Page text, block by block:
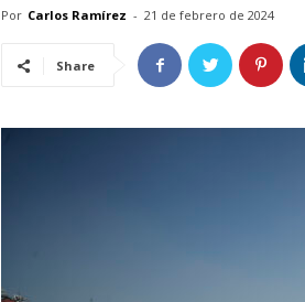
Por Carlos Ramírez - 21 de febrero de 2024
Share